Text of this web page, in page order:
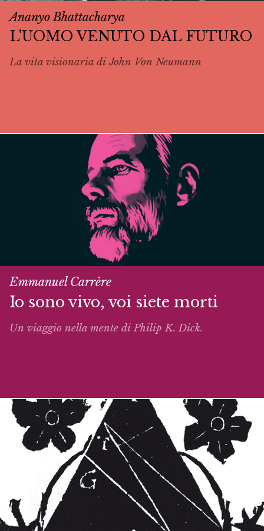
Ananyo Bhattacharya
L'UOMO VENUTO DAL FUTURO
La vita visionaria di John Von Neumann
Emmanuel Carrère
Io sono vivo, voi siete morti
Un viaggio nella mente di Philip K. Dick.